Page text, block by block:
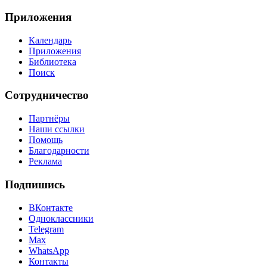
Приложения
Календарь
Приложения
Библиотека
Поиск
Сотрудничество
Партнёры
Наши ссылки
Помощь
Благодарности
Реклама
Подпишись
ВКонтакте
Одноклассники
Telegram
Max
WhatsApp
Контакты